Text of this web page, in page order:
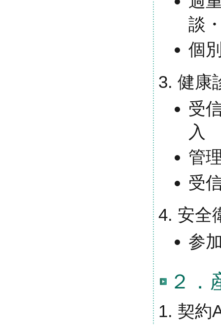
談
個
健康
受
入
管
受
安全
参
２．
契約